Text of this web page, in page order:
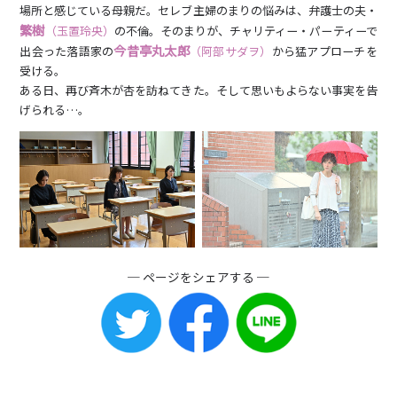
場所と感じている母親だ。セレブ主婦のまりの悩みは、弁護士の夫・
繁樹（玉置玲央） の不倫。そのまりが、チャリティー・パーティーで
出会った落語家の今昔亭丸太郎（阿部サダヲ） から猛アプローチを
受ける。
ある日、再び斉木が杏を訪ねてきた。そして思いもよらない事実を告
げられる…。
ページをシェアする